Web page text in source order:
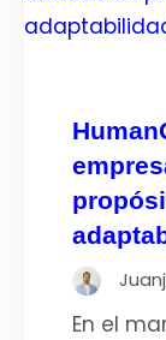
En el